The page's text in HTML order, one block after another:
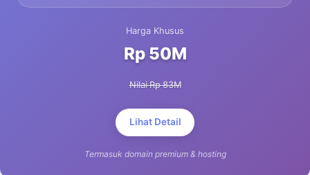
Harga Khusus
Rp 50M
Nilai Rp 83M
Lihat Detail
Termasuk domain premium & hosting